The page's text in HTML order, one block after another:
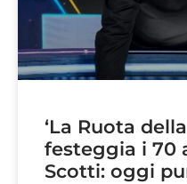
‘La Ruota
festeggia i 70
Scotti: oggi